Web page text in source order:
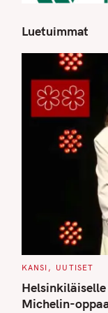
Luetuimmat
C
T
E
G
O
KANSI UUTISET
Michelin-
S
e
a